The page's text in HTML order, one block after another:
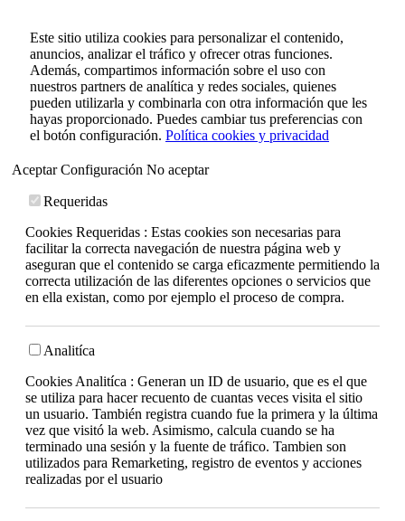
Este sitio utiliza cookies para personalizar el contenido,
anuncios, analizar el tráfico y ofrecer otras funciones.
Además, compartimos información sobre el uso con
nuestros partners de analítica y redes sociales, quienes
pueden utilizarla y combinarla con otra información que les
hayas proporcionado. Puedes cambiar tus preferencias con
el botón configuración. Política cookies y privacidad
AceptarConfiguración No aceptar
Requeridas
Cookies Requeridas : Estas cookies son necesarias para
facilitar la correcta navegación de nuestra página web y
aseguran que el contenido se carga eficazmente permitiendo la
correcta utilización de las diferentes opciones o servicios que
en ella existan, como por ejemplo el proceso de compra.
Analitíca
Cookies Analitíca : Generan un ID de usuario, que es el que
se utiliza para hacer recuento de cuantas veces visita el sitio
un usuario. También registra cuando fue la primera y la última
vez que visitó la web. Asimismo, calcula cuando se ha
terminado una sesión y la fuente de tráfico. Tambien son
utilizados para Remarketing, registro de eventos y acciones
realizadas por el usuario